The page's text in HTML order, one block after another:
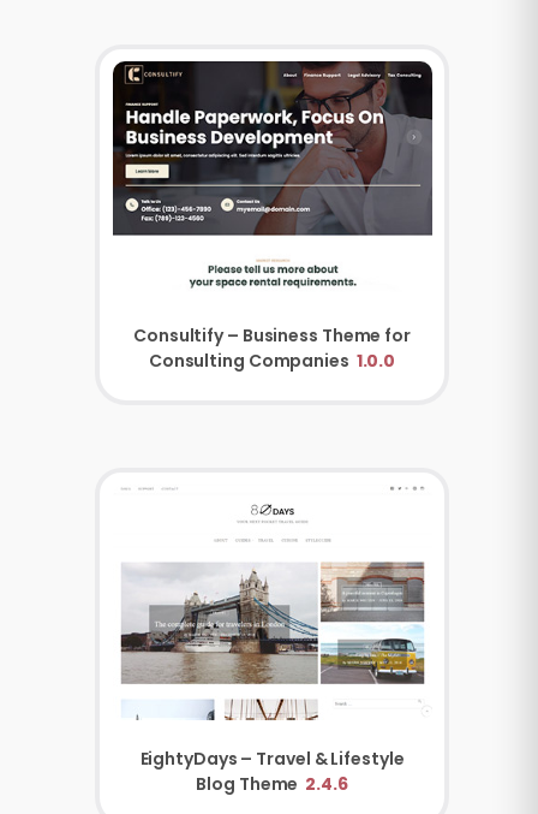
Consultify – Business Theme for
Consulting Companies 1.0.0
EightyDays – Travel & Lifestyle
Blog Theme 2.4.6